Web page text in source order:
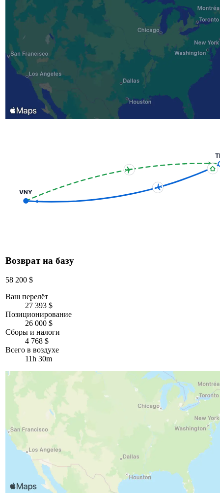
VNY
Возврат на базу
58 200 $
Ваш перелёт
27 393 $
Позиционирование
26 000 $
Сборы и налоги
4 768 $
Всего в воздухе
11h 30m